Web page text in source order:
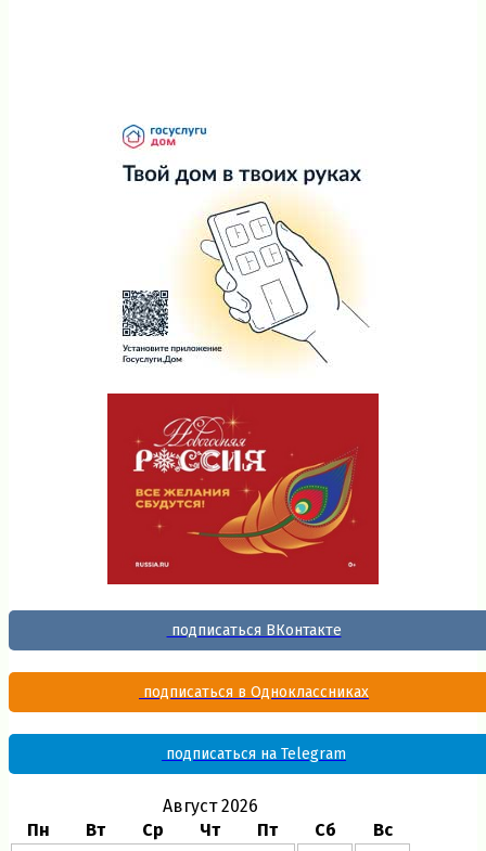
подписаться ВКонтакте
подписаться в Одноклассниках
подписаться на Telegram
Август 2026
Пн
Вт Ср Чт Пт Сб Вс